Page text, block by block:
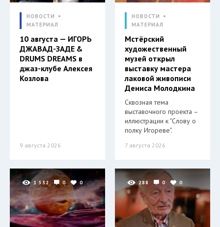
НОВОСТИ
МАТЕРИАЛ
10 августа — ИГОРЬ
ДЖАВАД-ЗАДЕ &
DRUMS DREAMS в
джаз-клубе Алексея
Козлова
9 августа 2026
НОВОСТИ
МАТЕРИАЛ
Мстёрский
художественный
музей открыл
выставку мастера
лаковой живописи
Дениса Молодкина
Сквозная тема
выставочного проекта –
иллюстрации к "Слову о
полку Игореве".
7 августа 2026
1 532 0 0 288 0 0